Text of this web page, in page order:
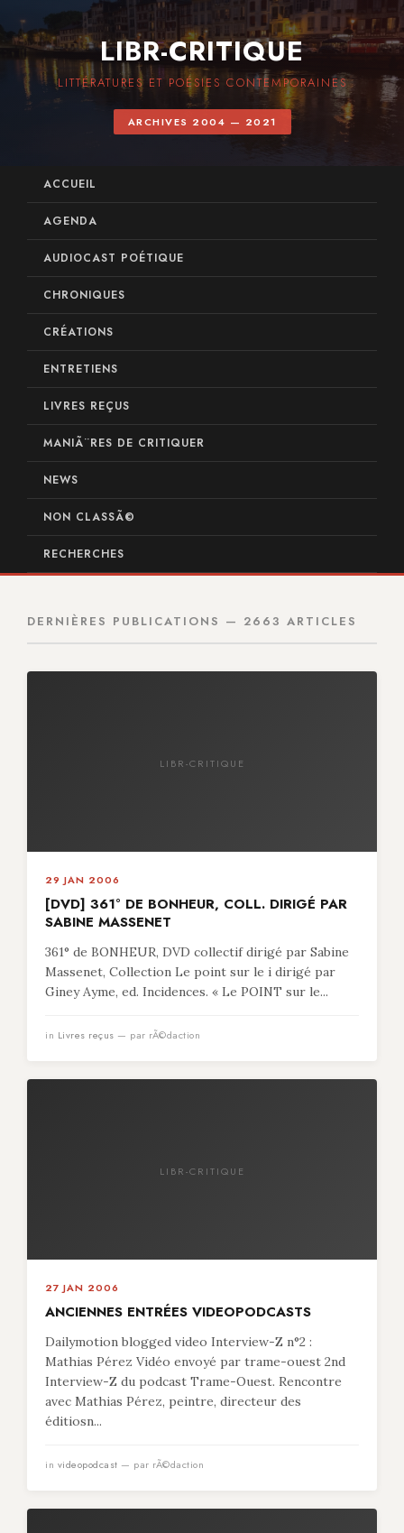
LIBR-CRITIQUE
LITTÉRATURES ET POÉSIES CONTEMPORAINES
ARCHIVES 2004 — 2021
ACCUEIL
AGENDA
AUDIOCAST POÉTIQUE
CHRONIQUES
CRÉATIONS
ENTRETIENS
LIVRES REÇUS
MANIÃ¨RES DE CRITIQUER
NEWS
NON CLASSÃ©
RECHERCHES
DERNIÈRES PUBLICATIONS — 2663 ARTICLES
LIBR-CRITIQUE
29 JAN 2006
[DVD] 361° DE BONHEUR, COLL. DIRIGÉ PAR
SABINE MASSENET
361° de BONHEUR, DVD collectif dirigé par Sabine
Massenet, Collection Le point sur le i dirigé par
Giney Ayme, ed. Incidences. « Le POINT sur le...
in Livres reçus — par rÃ©daction
LIBR-CRITIQUE
27 JAN 2006
ANCIENNES ENTRÉES VIDEOPODCASTS
Dailymotion blogged video Interview-Z n°2 :
Mathias Pérez Vidéo envoyé par trame-ouest 2nd
Interview-Z du podcast Trame-Ouest. Rencontre
avec Mathias Pérez, peintre, directeur des
éditiosn...
in videopodcast — par rÃ©daction